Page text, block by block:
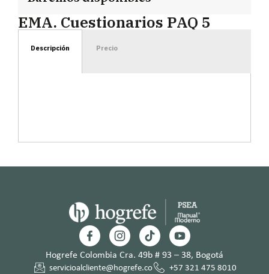
EMA. Cuestionarios PAQ 5
Descripción Precio
Hogrefe Colombia Cra. 49b # 93 – 38, Bogotá
servicioalcliente@hogrefe.co +57 321 475 8010